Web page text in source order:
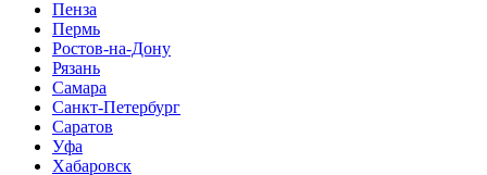
Пенза
Пермь
Ростов-на-Дону
Рязань
Самара
Санкт-Петербург
Саратов
Уфа
Хабаровск